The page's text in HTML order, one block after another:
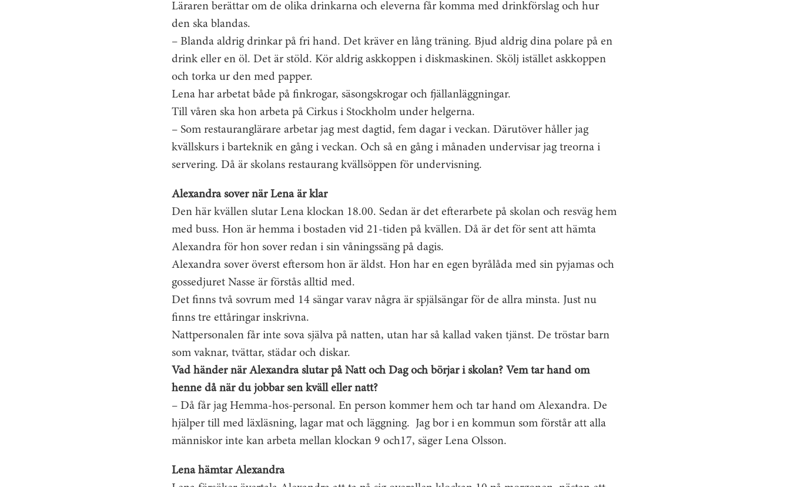
Läraren berättar om de olika drinkarna och eleverna får komma med drinkförslag och hur
den ska blandas.
– Blanda aldrig drinkar på fri hand. Det kräver en lång träning. Bjud aldrig dina polare på en
drink eller en öl. Det är stöld. Kör aldrig askkoppen i diskmaskinen. Skölj istället askkoppen
och torka ur den med papper.
Lena har arbetat både på finkrogar, säsongskrogar och fjällanläggningar.
Till våren ska hon arbeta på Cirkus i Stockholm under helgerna.
– Som restauranglärare arbetar jag mest dagtid, fem dagar i veckan. Därutöver håller jag
kvällskurs i barteknik en gång i veckan. Och så en gång i månaden undervisar jag treorna i
servering. Då är skolans restaurang kvällsöppen för undervisning.
Alexandra sover när Lena är klar
Den här kvällen slutar Lena klockan 18.00. Sedan är det efterarbete på skolan och resväg hem
med buss. Hon är hemma i bostaden vid 21-tiden på kvällen. Då är det för sent att hämta
Alexandra för hon sover redan i sin våningssäng på dagis.
Alexandra sover överst eftersom hon är äldst. Hon har en egen byrålåda med sin pyjamas och
gossedjuret Nasse är förstås alltid med.
Det finns två sovrum med 14 sängar varav några är spjälsängar för de allra minsta. Just nu
finns tre ettåringar inskrivna.
Nattpersonalen får inte sova själva på natten, utan har så kallad vaken tjänst. De tröstar barn
som vaknar, tvättar, städar och diskar.
Vad händer när Alexandra slutar på Natt och Dag och börjar i skolan? Vem tar hand om
henne då när du jobbar sen kväll eller natt?
– Då får jag Hemma-hos-personal. En person kommer hem och tar hand om Alexandra. De
hjälper till med läxläsning, lagar mat och läggning. Jag bor i en kommun som förstår att alla
människor inte kan arbeta mellan klockan 9 och17, säger Lena Olsson.
Lena hämtar Alexandra